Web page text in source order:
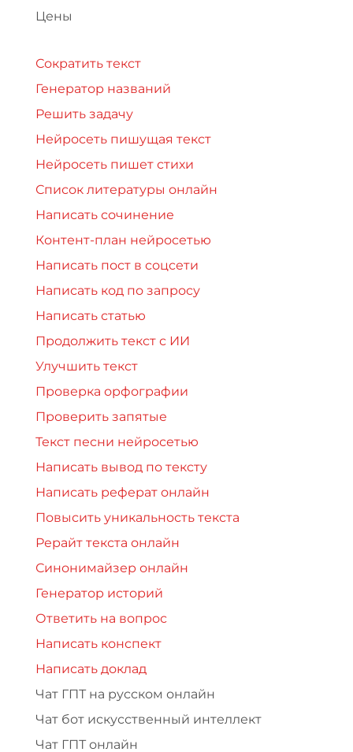
Цены
Сократить текст
Генератор названий
Решить задачу
Нейросеть пишущая текст
Нейросеть пишет стихи
Список литературы онлайн
Написать сочинение
Контент-план нейросетью
Написать пост в соцсети
Написать код по запросу
Написать статью
Продолжить текст с ИИ
Улучшить текст
Проверка орфографии
Проверить запятые
Текст песни нейросетью
Написать вывод по тексту
Написать реферат онлайн
Повысить уникальность текста
Рерайт текста онлайн
Синонимайзер онлайн
Генератор историй
Ответить на вопрос
Написать конспект
Написать доклад
Чат ГПТ на русском онлайн
Чат бот искусственный интеллект
Чат ГПТ онлайн